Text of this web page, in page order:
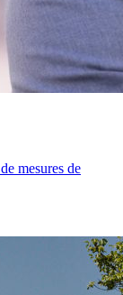
mesures de